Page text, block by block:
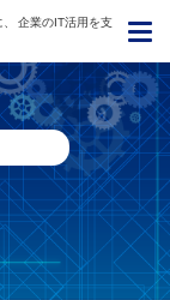
企業のIT活用を支